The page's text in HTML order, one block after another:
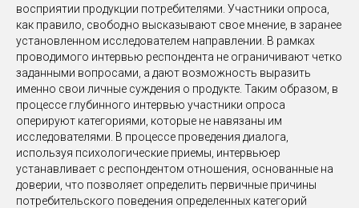
восприятии продукции потребителями. Участники опроса,
как правило, свободно высказывают свое мнение, в заранее
установленном исследователем направлении. В рамках
проводимого интервью респондента не ограничивают четко
заданными вопросами, а дают возможность выразить
именно свои личные суждения о продукте. Таким образом, в
процессе глубинного интервью участники опроса
оперируют категориями, которые не навязаны им
исследователями. В процессе проведения диалога,
используя психологические приемы, интервьюер
устанавливает с респондентом отношения, основанные на
доверии, что позволяет определить первичные причины
потребительского поведения определенных категорий